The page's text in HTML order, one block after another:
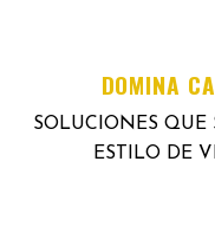
DOMINA
SOLUCIONES QUE
ESTILO DE